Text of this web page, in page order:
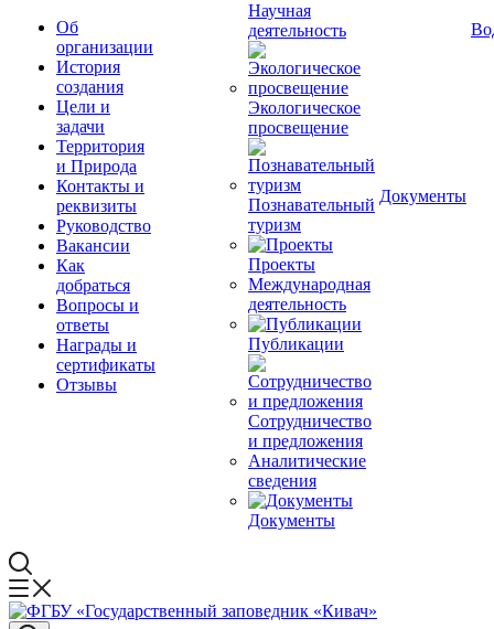
Об
организации
История
создания
Цели и
задачи
Территория
и Природа
Контакты и
реквизиты
Руководство
Вакансии
Как
добраться
Вопросы и
ответы
Награды и
сертификаты
Отзывы
Научная
деятельность
Экологическое
просвещение
Познавательный
туризм
Проекты
Международная
деятельность
Публикации
Сотрудничество
и предложения
Аналитические
сведения
Документы
Документы